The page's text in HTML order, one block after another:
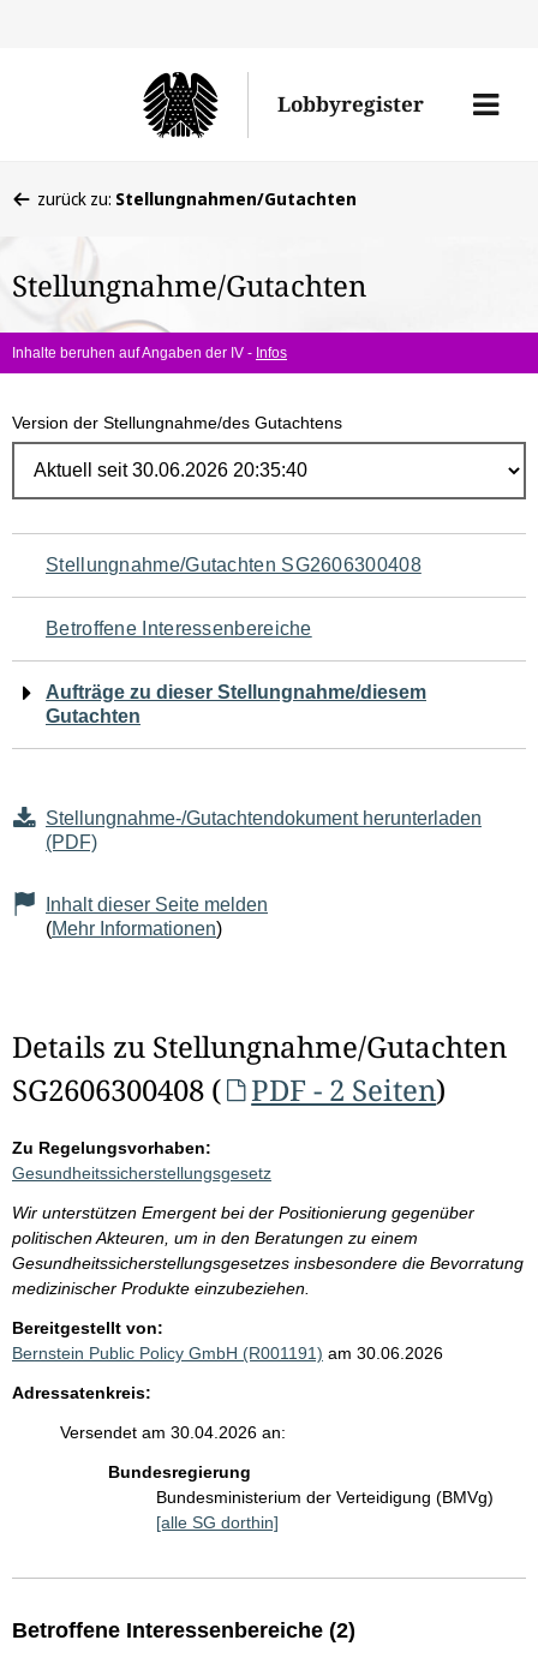
Lobbyregister
Menü
befinden
hier:
zurück zu: Stellungnahmen/Gutachten
Stellungnahme/Gutachten
Inhalte beruhen auf Angaben der IV - Infos
Version der Stellungnahme/des Gutachtens
Navigation
für
den
Seiteninhalt
Stellungnahme/Gutachten SG2606300408
Betroffene Interessenbereiche
Aufträge zu dieser Stellungnahme/diesem
Gutachten
Stellungnahme-/Gutachtendokument herunterladen
(PDF)
Inhalt dieser Seite melden
(Mehr Informationen)
Details zu Stellungnahme/Gutachten
SG2606300408 (
PDF - 2 Seiten)
Zu Regelungsvorhaben:
Gesundheitssicherstellungsgesetz
Wir unterstützen Emergent bei der Positionierung gegenüber
politischen Akteuren, um in den Beratungen zu einem
Gesundheitssicherstellungsgesetzes insbesondere die Bevorratung
medizinischer Produkte einzubeziehen.
Bereitgestellt von:
Bernstein Public Policy GmbH (R001191) am 30.06.2026
Adressatenkreis:
Versendet am 30.04.2026 an:
Bundesregierung
Bundesministerium der Verteidigung (BMVg)
[alle SG dorthin]
Betroffene Interessenbereiche (2)